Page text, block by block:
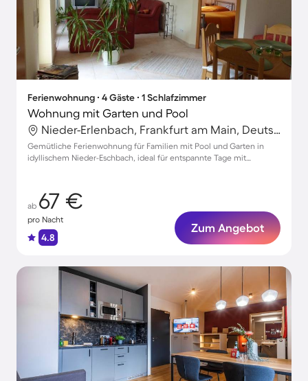
Ferienwohnung ∙ 4 Gäste ∙ 1 Schlafzimmer
Wohnung mit Garten und Pool
Nieder-Erlenbach, Frankfurt am Main, Deutschland
Gemütliche Ferienwohnung für Familien mit Pool und Garten in
idyllischem Nieder-Eschbach, ideal für entspannte Tage mit
ab 67 €
pro Nacht
4.8
Zum Angebot